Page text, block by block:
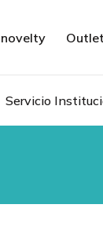
Outlet
Servicio